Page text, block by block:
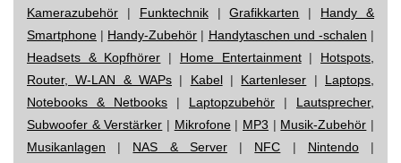
Kamerazubehör | Funktechnik|Grafikkarten | Handy &
Smartphone | Handy-Zubehör | Handytaschen und -schalen |
Headsets & Kopfhörer | Home Entertainment| Hotspots,
Router, W-LAN & WAPs | Kabel| Kartenleser | Laptops,
Notebooks & Netbooks | Laptopzubehör | Lautsprecher,
Subwoofer & Verstärker | Mikrofone| MP3 | Musik-Zubehör |
Musikanlagen | NAS & Server| NFC | Nintendo|